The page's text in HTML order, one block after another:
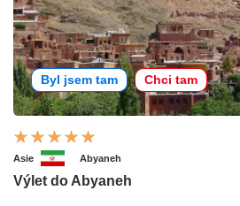
Byl jsem tam Chci tam
Asie Abyaneh
Výlet do Abyaneh